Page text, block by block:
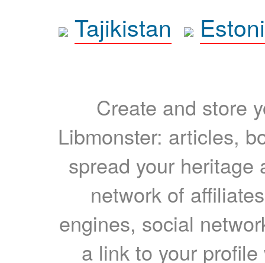
Tajikistan
Create and store
Libmonster: articles,
spread your heritage
network of
engines, social
a link to your